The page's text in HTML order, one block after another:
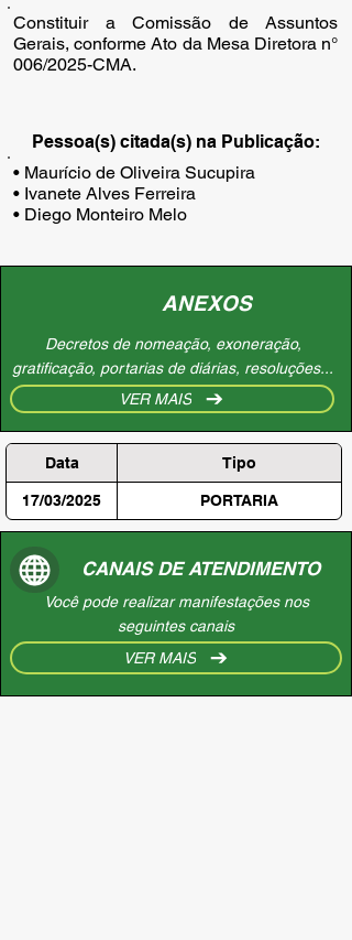
Constituir a Comissão de Assuntos
Gerais, conforme Ato da Mesa Diretora n°
006/2025-CMA.
Pessoa(s) citada(s) na Publicação:
• Maurício de Oliveira Sucupira
• Ivanete Alves Ferreira
• Diego Monteiro Melo
ANEXOS
Decretos de nomeação, exoneração,
gratificação, portarias de diárias, resoluções...
VER MAIS
Data Tipo
17/03/2025 PORTARIA
CANAIS DE ATENDIMENTO
Você pode realizar manifestações nos
seguintes canais
VER MAIS